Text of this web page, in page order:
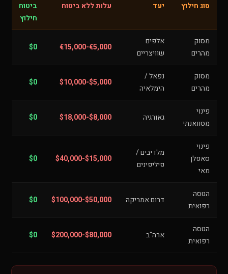
סוג חילוץ יעד עלות ללא ביטוח
ביטוח
חילוץ
מסוק
מהרים
אלפים
שוויצריים
€5,000-€15,000
$0
מסוק
מהרים
נפאל /
הימלאיה
$5,000-$10,000
$0
פינוי
מסוואנתי
גאורגיה $8,000-$18,000
$0
פינוי
סאפלן
מאי
מלדיבים /
פיליפינים
$15,000-$40,000
$0
הטסה
רפואית
דרום אמריקה $50,000-$100,000
$0
הטסה
רפואית
ארה"ב $80,000-$200,000
$0